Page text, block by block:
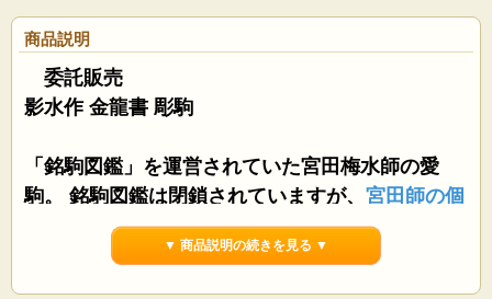
商品説明
委託販売
影水作 金龍書 彫駒
「銘駒図鑑」を運営されていた宮田梅水師の愛
駒。 銘駒図鑑は閉鎖されていますが、 宮田師の個
人的なブログに掲載の現物
▼ 商品説明の続きを見る ▼